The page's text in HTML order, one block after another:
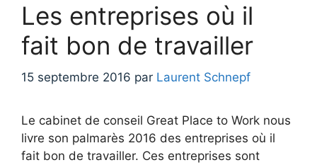
Les entreprises où il
fait bon de travailler
15 septembre 2016 par Laurent Schnepf
Le cabinet de conseil Great Place to Work nous
livre son palmarès 2016 des entreprises où il
fait bon de travailler. Ces entreprises sont